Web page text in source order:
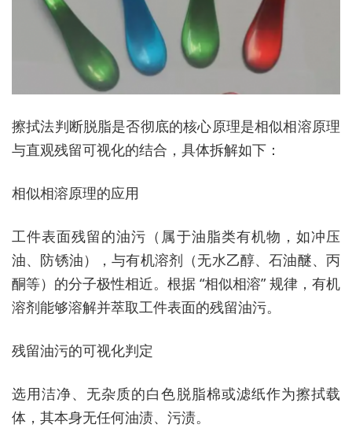
擦拭法判断脱脂是否彻底的核心原理是相似相溶原理
与直观残留可视化的结合，具体拆解如下：
相似相溶原理的应用
工件表面残留的油污（属于油脂类有机物，如冲压
油、防锈油），与有机溶剂（无水乙醇、石油醚、丙
酮等）的分子极性相近。根据 “相似相溶” 规律，有机
溶剂能够溶解并萃取工件表面的残留油污。
残留油污的可视化判定
选用洁净、无杂质的白色脱脂棉或滤纸作为擦拭载
体，其本身无任何油渍、污渍。